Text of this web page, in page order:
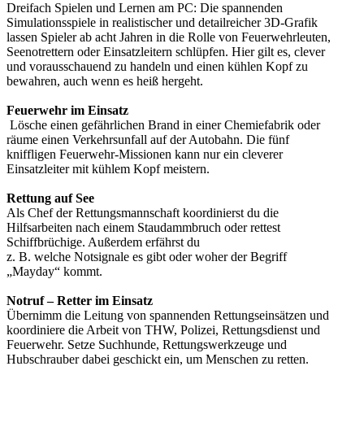
Dreifach Spielen und Lernen am PC: Die spannenden
Simulationsspiele in realistischer und detailreicher 3D-Grafik
lassen Spieler ab acht Jahren in die Rolle von Feuerwehrleuten,
Seenotrettern oder Einsatzleitern schlüpfen. Hier gilt es, clever
und vorausschauend zu handeln und einen kühlen Kopf zu
bewahren, auch wenn es heiß hergeht.
Feuerwehr im Einsatz
Lösche einen gefährlichen Brand in einer Chemiefabrik oder
räume einen Verkehrsunfall auf der Autobahn. Die fünf
kniffligen Feuerwehr-Missionen kann nur ein cleverer
Einsatzleiter mit kühlem Kopf meistern.
Rettung auf See
Als Chef der Rettungsmannschaft koordinierst du die
Hilfsarbeiten nach einem Staudammbruch oder rettest
Schiffbrüchige. Außerdem erfährst du
z. B. welche Notsignale es gibt oder woher der Begriff
„Mayday“ kommt.
Notruf – Retter im Einsatz
Übernimm die Leitung von spannenden Rettungseinsätzen und
koordiniere die Arbeit von THW, Polizei, Rettungsdienst und
Feuerwehr. Setze Suchhunde, Rettungswerkzeuge und
Hubschrauber dabei geschickt ein, um Menschen zu retten.